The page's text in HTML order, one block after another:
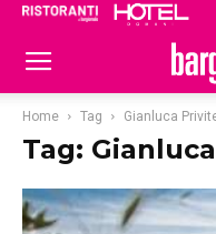
Home Tag Gianluca
Tag: